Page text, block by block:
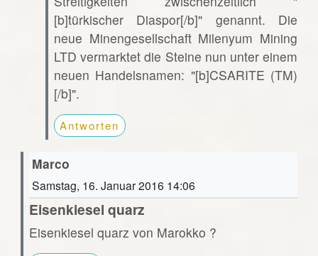
[b]türkischer Diaspor[/b]" genannt. Die
neue Minengesellschaft Milenyum Mining
LTD vermarktet die Steine nun unter einem
neuen Handelsnamen: "[b]CSARITE (TM)
[/b]".
Antworten
Marco
Samstag, 16. Januar 2016 14:06
Eisenkiesel quarz
Eisenkiesel quarz von Marokko ?